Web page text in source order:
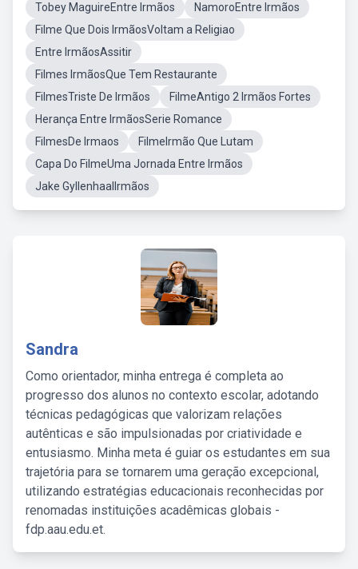
Tobey MaguireEntre Irmãos
NamoroEntre Irmãos
Filme Que Dois IrmãosVoltam a Religiao
Entre IrmãosAssitir
Filmes IrmãosQue Tem Restaurante
FilmesTriste De Irmãos
FilmeAntigo 2 Irmãos Fortes
Herança Entre IrmãosSerie Romance
FilmesDe Irmaos
FilmeIrmão Que Lutam
Capa Do FilmeUma Jornada Entre Irmãos
Jake GyllenhaalIrmãos
Sandra
Como orientador, minha entrega é completa ao
progresso dos alunos no contexto escolar, adotando
técnicas pedagógicas que valorizam relações
autênticas e são impulsionadas por criatividade e
entusiasmo. Minha meta é guiar os estudantes em sua
trajetória para se tornarem uma geração excepcional,
utilizando estratégias educacionais reconhecidas por
renomadas instituições acadêmicas globais -
fdp.aau.edu.et.